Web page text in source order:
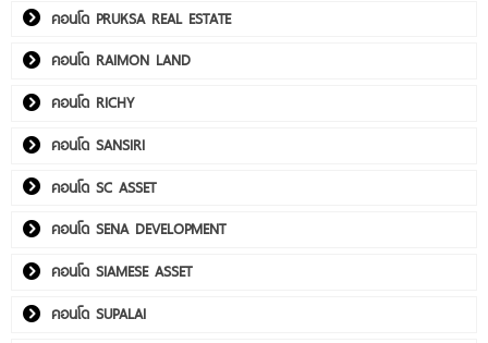
คอนโด PRUKSA REAL ESTATE
คอนโด RAIMON LAND
คอนโด RICHY
คอนโด SANSIRI
คอนโด SC ASSET
คอนโด SENA DEVELOPMENT
คอนโด SIAMESE ASSET
คอนโด SUPALAI